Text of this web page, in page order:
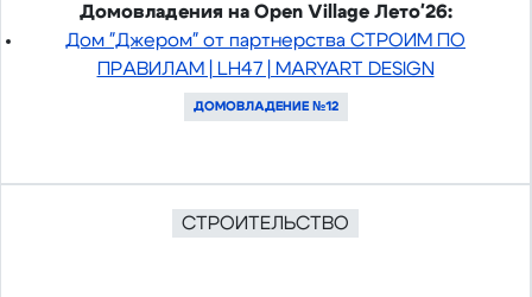
Домовладения на Open Village Лето'26:
Дом "Джером" от партнерства СТРОИМ ПО
ПРАВИЛАМ | LH47 | MARYART DESIGN
ДОМОВЛАДЕНИЕ №12
СТРОИТЕЛЬСТВО